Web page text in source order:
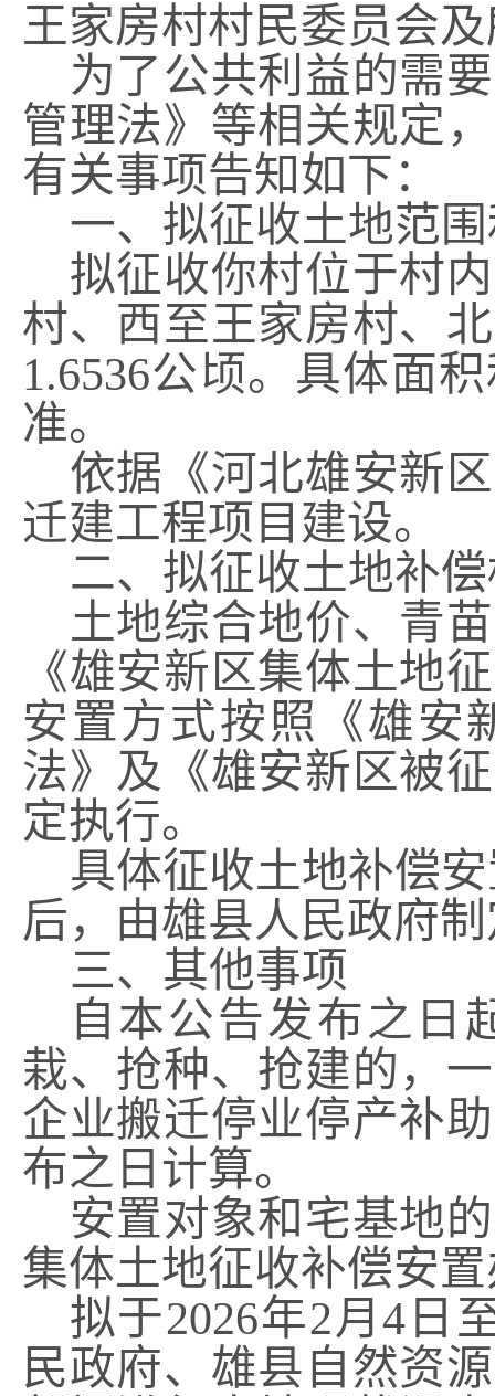
王家房村村民委员会
为了公共利益的需
管理法》等相关规定
有关事项告知如下：
一、拟征收土地范
拟征收你村位于村
村、西至王家房村、
1.6536公顷。具体面
准。
依据《河北雄安新
迁建工程项目建设。
二、拟征收土地补
土地综合地价、青
《雄安新区集体土地
安置方式按照《雄安
法》及《雄安新区被
定执行。
具体征收土地补偿
后，由雄县人民政府
三、其他事项
自本公告发布之日
栽、抢种、抢建的，
企业搬迁停业停产补
布之日计算。
安置对象和宅基地
集体土地征收补偿安
拟于2026年2月4 日
民政府、雄县自然资